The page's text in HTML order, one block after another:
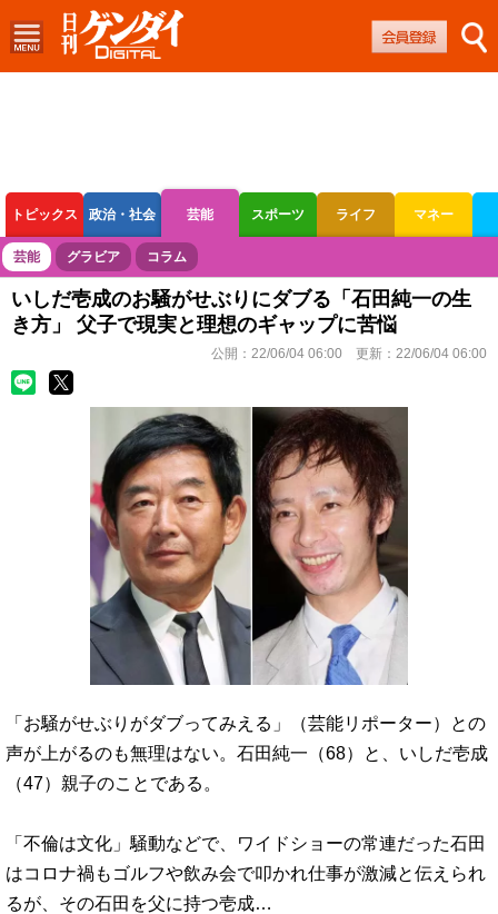
トピックス 政治・社会 芸能 スポーツ ライフ マネー
ボートレース 競輪 オートレース
芸能 グラビア コラム
いしだ壱成のお騒がせぶりにダブる「石田純一の生
き方」 父子で現実と理想のギャップに苦悩
公開： 22/06/04 06:00 更新： 22/06/04 06:00
「お騒がせぶりがダブってみえる」（芸能リポーター）との
声が上がるのも無理はない。石田純一（68）と、いしだ壱成
（47）親子のことである。
「不倫は文化」騒動などで、ワイドショーの常連だった石田
はコロナ禍もゴルフや飲み会で叩かれ仕事が激減と伝えられ
るが、その石田を父に持つ壱成…